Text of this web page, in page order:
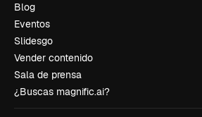
Blog
Eventos
Slidesgo
Vender contenido
Sala de prensa
¿Buscas magnific.ai?